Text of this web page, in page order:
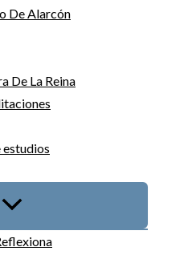
De Alarcón
De La Reina
estudios